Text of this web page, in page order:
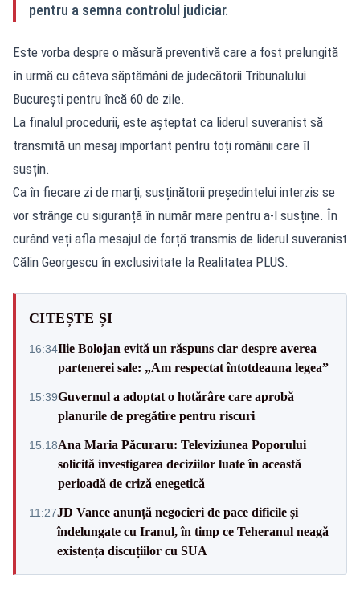
pentru a semna controlul judiciar.
Este vorba despre o măsură preventivă care a fost prelungită
în urmă cu câteva săptămâni de judecătorii Tribunalului
București pentru încă 60 de zile.
La finalul procedurii, este așteptat ca liderul suveranist să
transmită un mesaj important pentru toți românii care îl
susțin.
Ca în fiecare zi de marți, susținătorii președintelui interzis se
vor strânge cu siguranță în număr mare pentru a-l susține. În
curând veți afla mesajul de forță transmis de liderul suveranist
Călin Georgescu în exclusivitate la Realitatea PLUS.
CITEȘTE ȘI
16:34Ilie Bolojan evită un răspuns clar despre averea
partenerei sale: „Am respectat întotdeauna legea”
15:39Guvernul a adoptat o hotărâre care aprobă
planurile de pregătire pentru riscuri
15:18Ana Maria Păcuraru: Televiziunea Poporului
solicită investigarea deciziilor luate în această
perioadă de criză enegetică
11:27JD Vance anunță negocieri de pace dificile și
îndelungate cu Iranul, în timp ce Teheranul neagă
existența discuțiilor cu SUA